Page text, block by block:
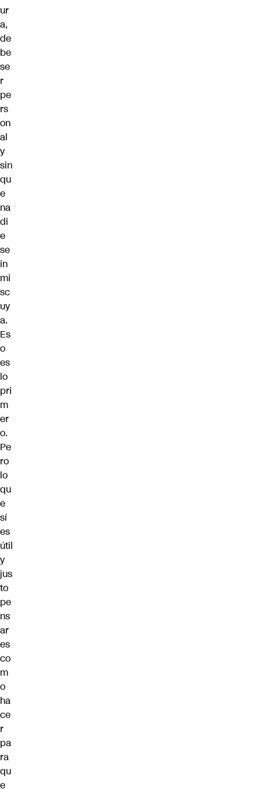
ur
a,
de
be
se
r
pe
rs
on
al
y
sin
qu
e
na
di
e
se
in
mi
sc
uy
a.
Es
o
es
lo
pri
m
er
o.
Pe
ro
lo
qu
e
sí
es
útil
y
jus
to
pe
ns
ar
es
co
m
o
ha
ce
r
pa
ra
qu
e